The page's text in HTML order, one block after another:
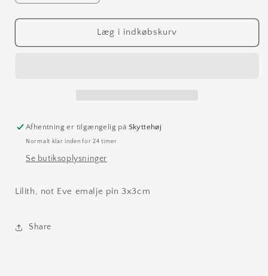
antallet
for
emalje
antallet
for
Lilith
emalje
Læg i indkøbskurv
Afhentning er tilgængelig på Skyttehøj
Normalt klar inden for 24 timer
Se butiksoplysninger
Lilith, not Eve emalje pin 3x3cm
Share